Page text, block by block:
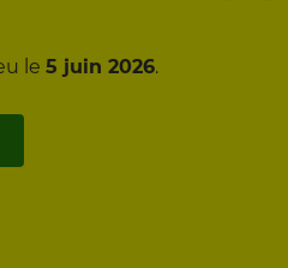
le 5 juin 2026.